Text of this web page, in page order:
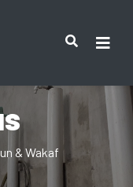
& Wakaf